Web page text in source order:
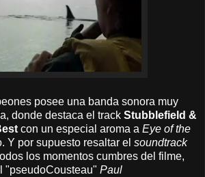
posee una banda sonora muy
donde destaca el track Stubblefield &
con un especial aroma a Eye of the
Y por supuesto resaltar el soundtrack
los momentos cumbres del filme,
"pseudoCousteau" Paul